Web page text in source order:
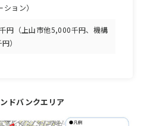
ション）
円（上山市他5,000千円、機構
）
ドバンクエリア